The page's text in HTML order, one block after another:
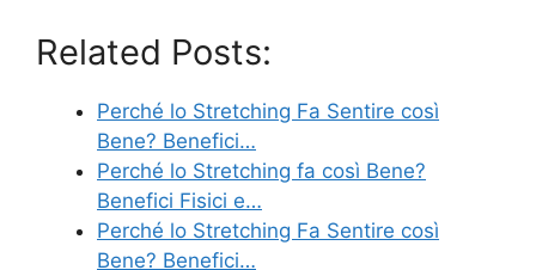
Related Posts:
Perché lo Stretching Fa Sentire così
Bene? Benefici…
Perché lo Stretching fa così Bene?
Benefici Fisici e…
Perché lo Stretching Fa Sentire così
Bene? Benefici…